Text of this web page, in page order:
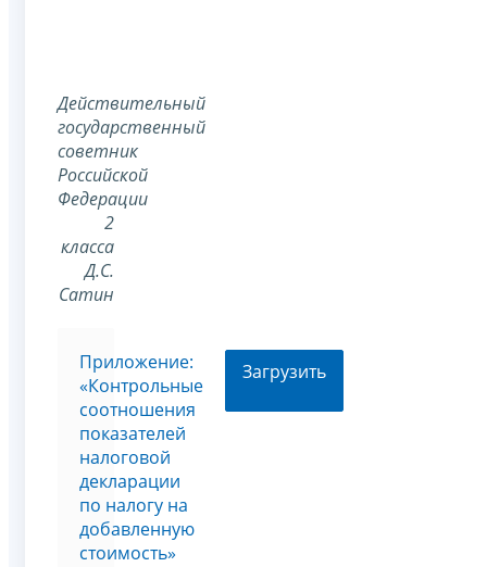
Действительный
государственный
советник
Российской
Федерации
2
класса
Д.С.
Сатин
Приложение:
«Контрольные
соотношения
показателей
налоговой
декларации
по налогу на
добавленную
стоимость»
Загрузить